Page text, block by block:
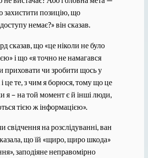
захистити позицію, що
немає?» він сказав.
сказав, що «це ніколи не було
і що «я точно не намагався
приховати чи зробити щось у
це те, з чим я борюся, тому що це
я – на той момент є й інші люди,
тією ж інформацією».
свідчення на розслідуванні, ван
що їй «щиро, щиро шкода»
заподіяне неправомірно